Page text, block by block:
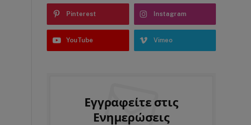
Pinterest Instagram
YouTube Vimeo
Εγγραφείτε στις
Ενημερώσεις